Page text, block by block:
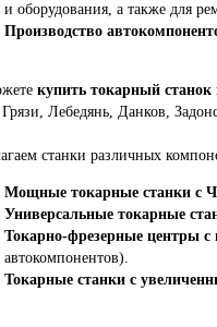
и оборудования, а также для
Производство
купить токарный станок
Лебедянь, Данков,
станки различных
Мощные токарные станки с
Универсальные токарные
Токарно-фрезерные центры
автокомпонентов).
Токарные станки с